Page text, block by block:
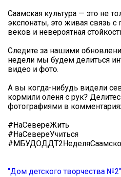
Саамская культура — это не
экспонаты, это живая связь с
веков и невероятная
Следите за нашими
недели мы будем делиться
видео и фото.
А вы когда-нибудь видели
кормили оленя с рук?
фотографиями в
#НаСевереЖить
#НаСевереУчиться
"Дом детского творчества